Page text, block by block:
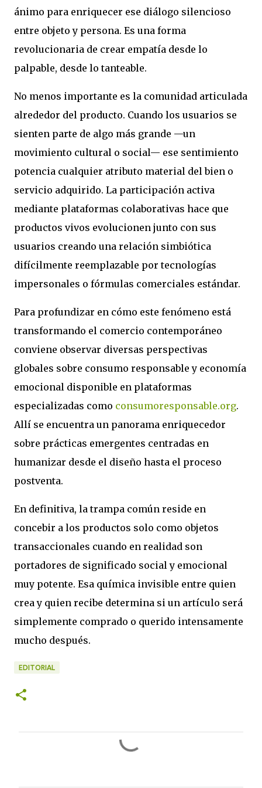
ánimo para enriquecer ese diálogo silencioso
entre objeto y persona. Es una forma
revolucionaria de crear empatía desde lo
palpable, desde lo tanteable.
No menos importante es la comunidad articulada
alrededor del producto. Cuando los usuarios se
sienten parte de algo más grande —un
movimiento cultural o social— ese sentimiento
potencia cualquier atributo material del bien o
servicio adquirido. La participación activa
mediante plataformas colaborativas hace que
productos vivos evolucionen junto con sus
usuarios creando una relación simbiótica
difícilmente reemplazable por tecnologías
impersonales o fórmulas comerciales estándar.
Para profundizar en cómo este fenómeno está
transformando el comercio contemporáneo
conviene observar diversas perspectivas
globales sobre consumo responsable y economía
emocional disponible en plataformas
especializadas como consumoresponsable.org.
Allí se encuentra un panorama enriquecedor
sobre prácticas emergentes centradas en
humanizar desde el diseño hasta el proceso
postventa.
En definitiva, la trampa común reside en
concebir a los productos solo como objetos
transaccionales cuando en realidad son
portadores de significado social y emocional
muy potente. Esa química invisible entre quien
crea y quien recibe determina si un artículo será
simplemente comprado o querido intensamente
mucho después.
EDITORIAL